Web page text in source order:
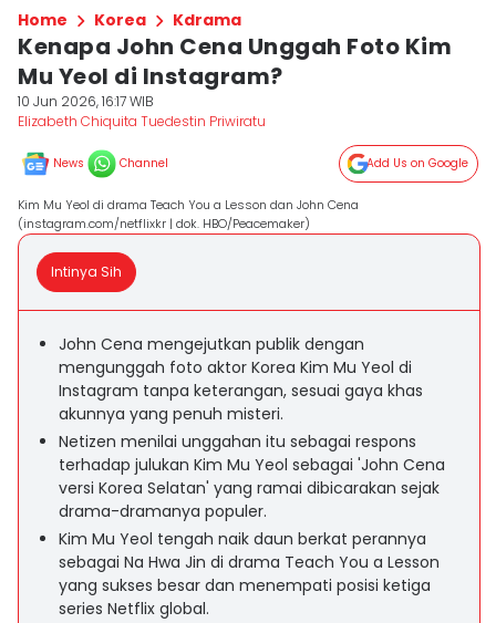
Home Korea Kdrama
Kenapa John Cena Unggah Foto Kim
Mu Yeol di Instagram?
10 Jun 2026, 16:17 WIB
Elizabeth Chiquita Tuedestin Priwiratu
News Channel Add Us on Google
Kim Mu Yeol di drama Teach You a Lesson dan John Cena
(instagram.com/netflixkr | dok. HBO/Peacemaker)
Intinya Sih
John Cena mengejutkan publik dengan
mengunggah foto aktor Korea Kim Mu Yeol di
Instagram tanpa keterangan, sesuai gaya khas
akunnya yang penuh misteri.
Netizen menilai unggahan itu sebagai respons
terhadap julukan Kim Mu Yeol sebagai 'John Cena
versi Korea Selatan' yang ramai dibicarakan sejak
drama-dramanya populer.
Kim Mu Yeol tengah naik daun berkat perannya
sebagai Na Hwa Jin di drama Teach You a Lesson
yang sukses besar dan menempati posisi ketiga
series Netflix global.